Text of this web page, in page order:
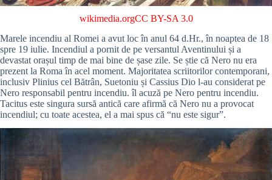
wikimedia.orgCC BY-SA 3.0
Marele incendiu al Romei a avut loc în anul 64 d.Hr., în noaptea de 18
spre 19 iulie. Incendiul a pornit de pe versantul Aventinului și a
devastat orașul timp de mai bine de șase zile. Se știe că Nero nu era
prezent la Roma în acel moment. Majoritatea scriitorilor contemporani,
inclusiv Plinius cel Bătrân, Suetoniu și Cassius Dio l-au considerat pe
Nero responsabil pentru incendiu. îl acuză pe Nero pentru incendiu.
Tacitus este singura sursă antică care afirmă că Nero nu a provocat
incendiul; cu toate acestea, el a mai spus că “nu este sigur”.